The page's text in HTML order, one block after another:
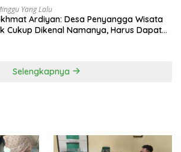
Yang Lalu
Ardiyan: Desa Penyangga Wisata
Cukup Dikenal Namanya, Harus Dapat
Selengkapnya